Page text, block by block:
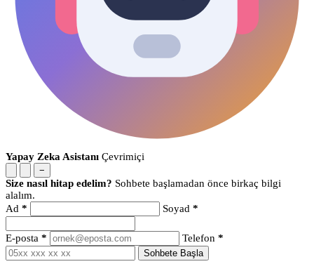
Yapay Zeka Asistanı Çevrimiçi
−
Size nasıl hitap edelim? Sohbete başlamadan önce birkaç bilgi
alalım.
Ad * Soyad *
E-posta * Telefon *
Sohbete Başla